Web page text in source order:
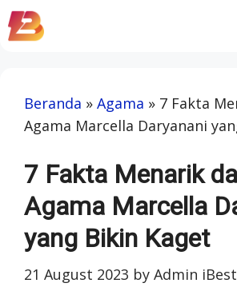
Skip
to
Beranda » Agama » 7 Fakta
Agama Marcella Daryanani
7 Fakta Menarik
Agama Marcella
yang Bikin Kaget
21 August 2023 by Admin iBest